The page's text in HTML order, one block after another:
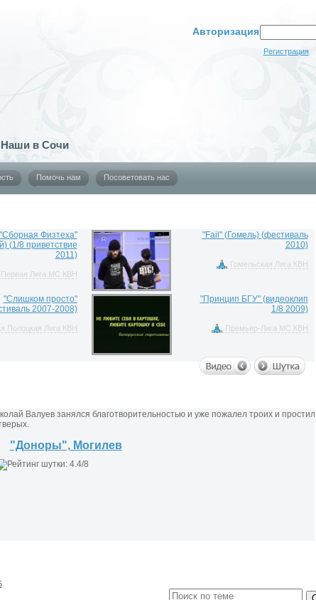
Авторизация
Регистрация
Наши в Сочи
Помочь нам Посоветовать нас
"Сборная Физтеха"
(1/8 приветствие
2011)
Первая Лига МС КВН
"Fail" (Гомель) (фестиваль
2010)
Гомельская Лига КВН
"Слишком просто"
2007-2008)
Полоцкая Лига КВН
"Принцип БГУ" (видеоклип
1/8 2009)
Премьер-Лига МС КВН
Валуев занялся благотворительностью и уже пожалел троих и простил
"Доноры", Могилев